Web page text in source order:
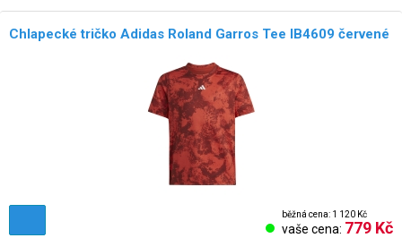
Chlapecké tričko Adidas Roland Garros Tee IB4609 červené
běžná cena: 1 120 Kč
vaše cena: 779 Kč